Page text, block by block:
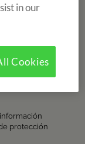
in our
Cookies